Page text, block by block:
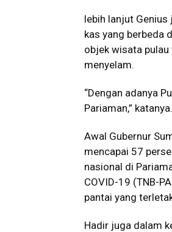
lebih lanjut
kas yang berbeda
objek wisata
menyelam.
“Dengan adanya
Pariaman,” katanya.
Awal Gubernur
mencapai 57
nasional di
COVID-19 (TNB-
pantai yang
Hadir juga dalam